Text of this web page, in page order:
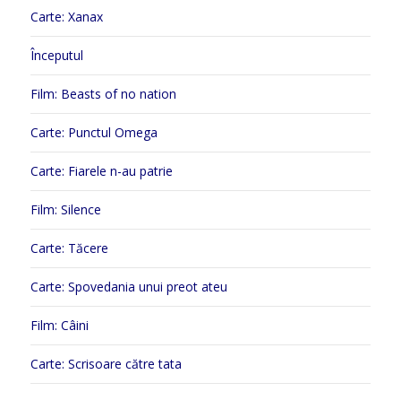
Carte: Xanax
Începutul
Film: Beasts of no nation
Carte: Punctul Omega
Carte: Fiarele n-au patrie
Film: Silence
Carte: Tăcere
Carte: Spovedania unui preot ateu
Film: Câini
Carte: Scrisoare către tata